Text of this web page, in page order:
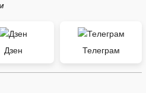
Дзен Телеграм